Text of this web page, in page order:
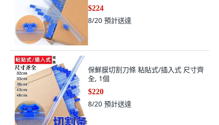
$224
8/20 預計送達
保鮮膜切割刀條 粘貼式/插入式 尺寸齊
全, 1個
$220
8/20 預計送達